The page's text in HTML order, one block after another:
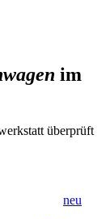
im
überprüft
neu